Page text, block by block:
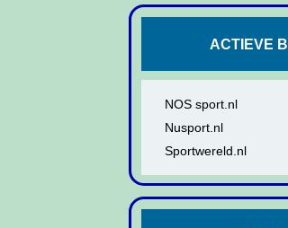
ACTIEVE
NOS sport.nl
Nusport.nl
Sportwereld.nl